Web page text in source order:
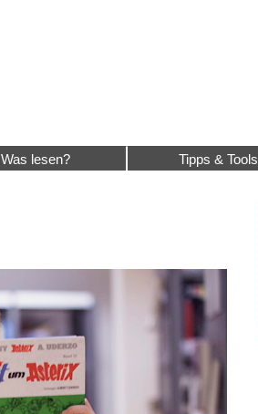
Was lesen? Tipps & Tools